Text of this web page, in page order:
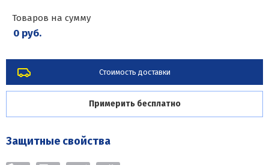
Товаров на сумму
0 руб.
Стоимость доставки
Примерить бесплатно
Защитные свойства